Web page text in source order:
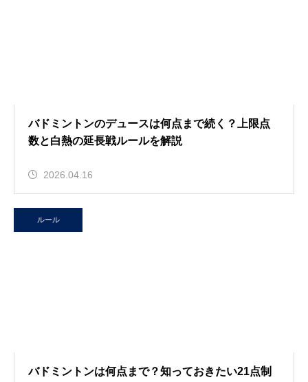
バドミントンのデュースは何点まで続く？上限点
数と白熱の延長戦ルールを解説
2026.04.16
ルール
バドミントンは何点まで？知っておきたい21点制